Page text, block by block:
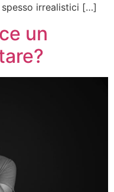
irrealistici […]
un